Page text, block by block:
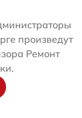
произведут
Ремонт